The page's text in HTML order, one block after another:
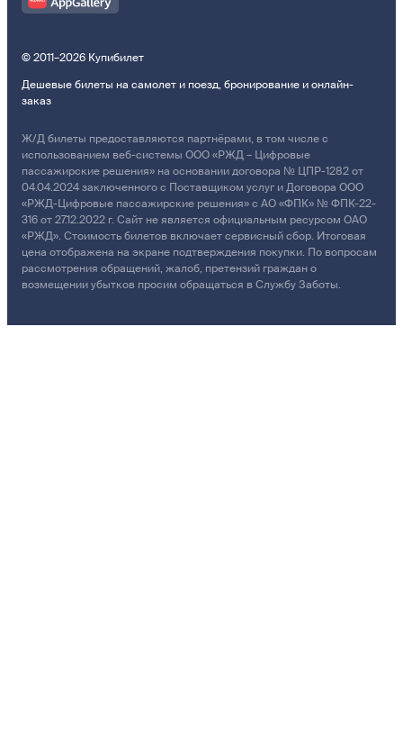
© 2011–2026 Купибилет
Дешевые билеты на самолет и поезд, бронирование и онлайн-
заказ
Ж/Д билеты предоставляются партнёрами, в том числе с
использованием веб-системы ООО «РЖД – Цифровые
пассажирские решения» на основании договора № ЦПР-1282 от
04.04.2024 заключенного с Поставщиком услуг и Договора ООО
«РЖД-Цифровые пассажирские решения» с АО «ФПК» № ФПК-22-
316 от 27.12.2022 г. Сайт не является официальным ресурсом ОАО
«РЖД». Стоимость билетов включает сервисный сбор. Итоговая
цена отображена на экране подтверждения покупки. По вопросам
рассмотрения обращений, жалоб, претензий граждан о
возмещении убытков просим обращаться в Службу Заботы.